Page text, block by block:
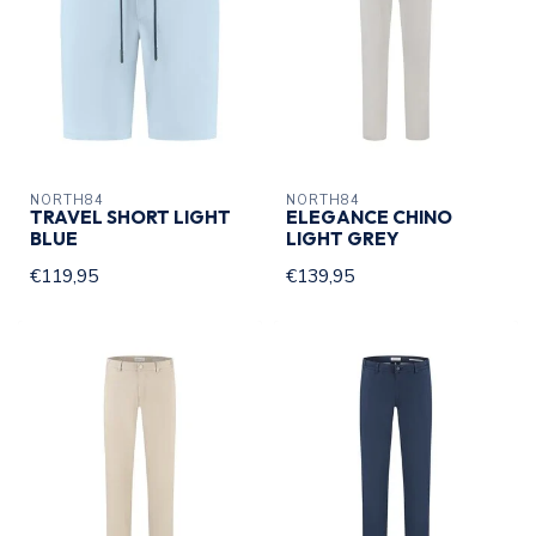
NORTH84
TRAVEL SHORT LIGHT
BLUE
€119,95
NORTH84
ELEGANCE CHINO
LIGHT GREY
€139,95